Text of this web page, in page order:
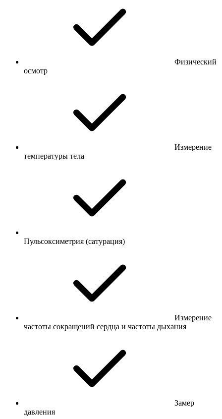
Физический
осмотр
Измерение
температуры тела
Пульсоксиметрия (сатурация)
Измерение
частоты сокращений сердца и частоты дыхания
Замер
давления